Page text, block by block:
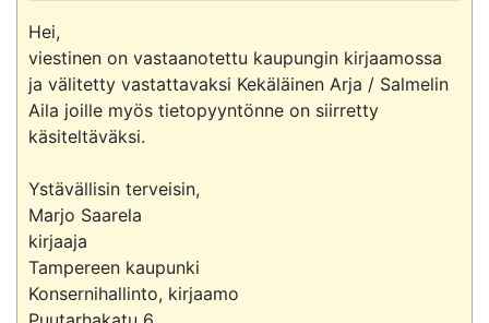
Hei,
viestinen on vastaanotettu kaupungin kirjaamossa
ja välitetty vastattavaksi Kekäläinen Arja / Salmelin
Aila joille myös tietopyyntönne on siirretty
käsiteltäväksi.
Ystävällisin terveisin,
Marjo Saarela
kirjaaja
Tampereen kaupunki
Konsernihallinto, kirjaamo